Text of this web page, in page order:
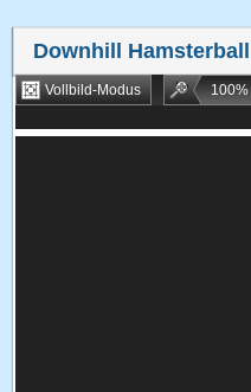
Downhill Hamsterball
Vollbild-Modus 100%